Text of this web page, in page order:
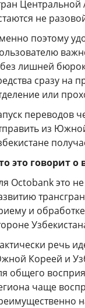
не
поэтому
лишней
сразу на
или
переводов
из
это говорит о
Octobank это
и
речь
Кореей и
общего
чаще